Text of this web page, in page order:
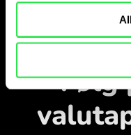
Veksl i appen
Følg